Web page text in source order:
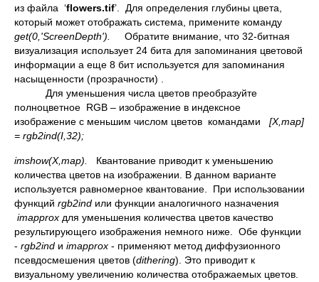
из файла ‘flowers.tif’. Для определения глубины цвета,
который может отображать система, примените команду
get(0,'ScreenDepth').
Обратите внимание, что 32-битная
визуализация использует 24 бита для запоминания цветовой
информации а еще 8 бит используется для запоминания
насыщенности (прозрачности) .
Для уменьшения числа цветов преобразуйте
полноцветное RGB – изображение в индексное
изображение с меньшим числом цветов командами [X,map]
= rgb2ind(I,32);
imshow(X,map).
Квантование приводит к уменьшению
количества цветов на изображении. В данном варианте
используется равномерное квантование. При использовании
функций rgb2ind или функции аналогичного назначения
imapprox для уменьшения количества цветов качество
результирующего изображения немного ниже. Обе функции
- rgb2ind и imapprox - применяют метод диффузионного
псевдосмешения цветов (dithering). Это приводит к
визуальному увеличению количества отображаемых цветов.